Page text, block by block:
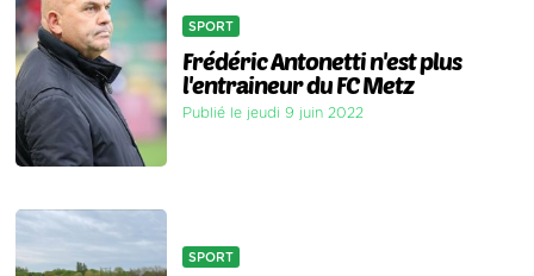
SPORT
Frédéric Antonetti n'est plus
l'entraineur du FC Metz
Publié le jeudi 9 juin 2022
SPORT